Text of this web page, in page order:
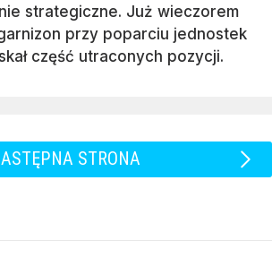
strategiczne. Już wieczorem
przy poparciu jednostek
część utraconych pozycji.
STRONA